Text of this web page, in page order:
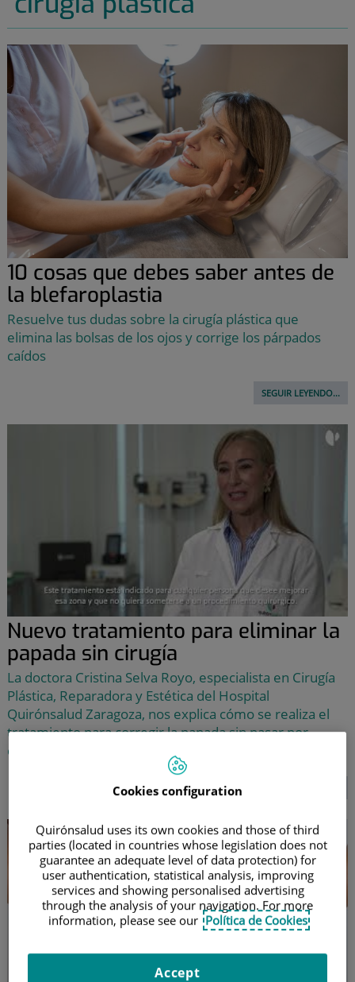
10 cosas que debes saber antes de
la blefaroplastia
Resuelve tus dudas sobre la cirugía plástica que
elimina las bolsas de los ojos y corrige los párpados
caídos
SEGUIR LEYENDO...
Nuevo tratamiento para eliminar la
papada sin cirugía
La doctora Cristina Selva Royo, especialista en Cirugía
Plástica, Reparadora y Estética del Hospital
Quirónsalud Zaragoza, nos explica cómo se realiza el
tratamiento para corregir la papada sin pasar por
quirófano
Cookies configuration
Quirónsalud uses its own cookies and those of third
parties (located in countries whose legislation does not
guarantee an adequate level of data protection) for
user authentication, statistical analysis, improving
services and showing personalised advertising
through the analysis of your navigation. For more
information, please see our Política de Cookies
Accept